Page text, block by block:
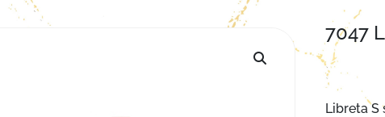
7047
Libreta S